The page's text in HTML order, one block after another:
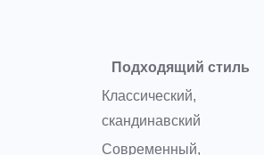
Подходящий стиль
Классический,
скандинавский
Современный,